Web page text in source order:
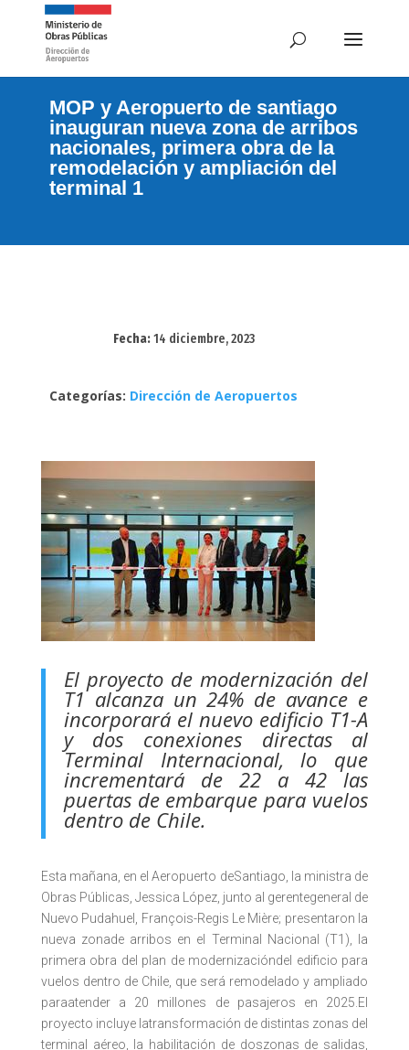
MOP y Aeropuerto de santiago
inauguran nueva zona de arribos
nacionales, primera obra de la
remodelación y ampliación del
terminal 1
Fecha:14 diciembre, 2023
Categorías: Dirección de Aeropuertos
El proyecto de modernización del
T1 alcanza un 24% de avance e
incorporará el nuevo edificio T1-A
y dos conexiones directas al
Terminal Internacional, lo que
incrementará de 22 a 42 las
puertas de embarque para vuelos
dentro de Chile.
Esta mañana, en el Aeropuerto deSantiago, la ministra de
Obras Públicas, Jessica López, junto al gerentegeneral de
Nuevo Pudahuel, François-Regis Le Mière; presentaron la
nueva zonade arribos en el Terminal Nacional (T1), la
primera obra del plan de modernizacióndel edificio para
vuelos dentro de Chile, que será remodelado y ampliado
paraatender a 20 millones de pasajeros en 2025.El
proyecto incluye latransformación de distintas zonas del
terminal aéreo, la habilitación de doszonas de salidas,